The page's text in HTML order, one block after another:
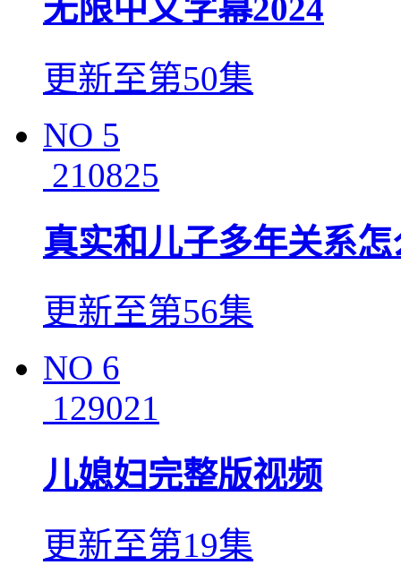
无限中文字幕2024
更新至第50集
NO 5
210825
真实和儿子多年关系怎
更新至第56集
NO 6
129021
儿媳妇完整版视频
更新至第19集